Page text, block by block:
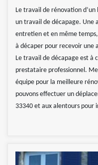
Le travail de rénovation
un travail de décapage. Une
entretien et en même
à décaper pour recevoir une
Le travail de décapage est à
prestataire professionnel.
équipe pour la meilleure
pouvons effectuer un
33340 et aux alentours pour